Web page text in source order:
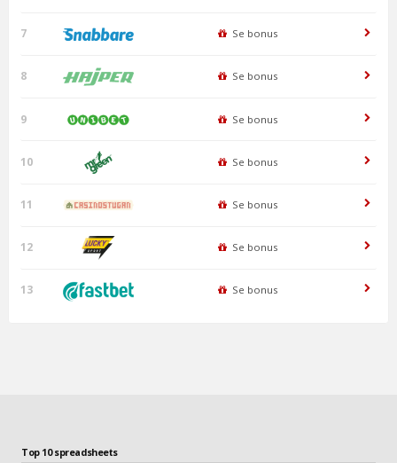
7 Se bonus
8 Se bonus
9 Se bonus
10 Se bonus
11 Se bonus
12 Se bonus
13 Se bonus
Top 10 spreadsheets